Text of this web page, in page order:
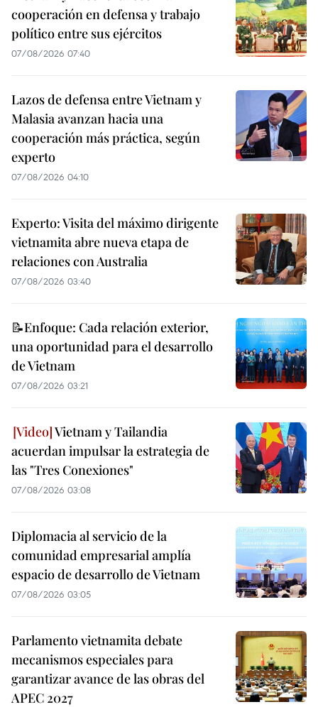
cooperación en defensa y trabajo
político entre sus ejércitos
07/08/2026 07:40
Lazos de defensa entre Vietnam y
Malasia avanzan hacia una
cooperación más práctica, según
experto
07/08/2026 04:10
Experto: Visita del máximo dirigente
vietnamita abre nueva etapa de
relaciones con Australia
07/08/2026 03:40
📝Enfoque: Cada relación exterior,
una oportunidad para el desarrollo
de Vietnam
07/08/2026 03:21
Vietnam y Tailandia
acuerdan impulsar la estrategia de
las "Tres Conexiones"
07/08/2026 03:08
Diplomacia al servicio de la
comunidad empresarial amplía
espacio de desarrollo de Vietnam
07/08/2026 03:05
Parlamento vietnamita debate
mecanismos especiales para
garantizar avance de las obras del
APEC 2027